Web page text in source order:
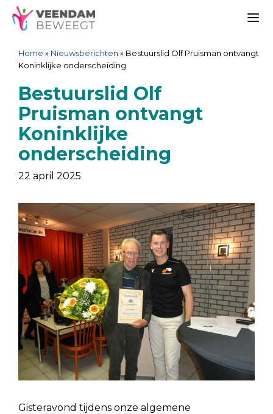
Ga
naar
inhoud
Spring
naar
navigatie
Sitemap
Ga
naar
inhoud
Home » Nieuwsberichten » Bestuurslid Olf Pruisman ontvangt
Koninklijke onderscheiding
Bestuurslid Olf
Pruisman ontvangt
Koninklijke
onderscheiding
22 april 2025
Gisteravond tijdens onze algemene